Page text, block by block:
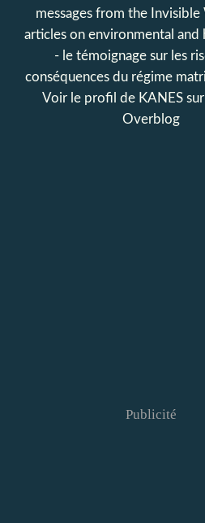
messages from the Invisible
articles on environmental and
- le témoignage sur les
conséquences du régime
Voir le profil de KANESsur
Overblog
Publicité